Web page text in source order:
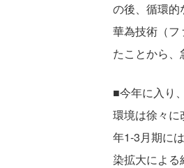
の後、循環的
華為技術（フ
たことから、
■今年に入り
環境は徐々に
年1-3月期に
染拡大によ